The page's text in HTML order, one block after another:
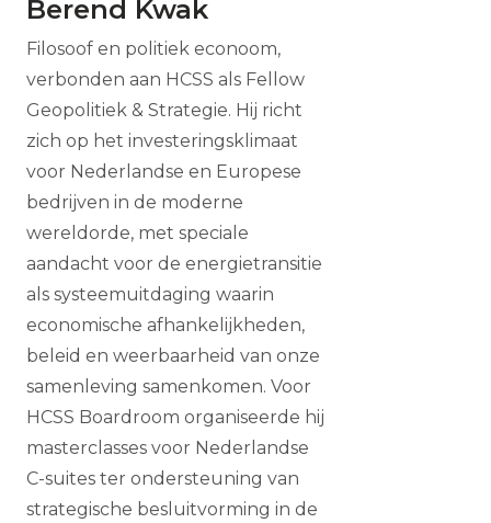
Berend Kwak
Filosoof en politiek econoom,
verbonden aan HCSS als Fellow
Geopolitiek & Strategie. Hij richt
zich op het investeringsklimaat
voor Nederlandse en Europese
bedrijven in de moderne
wereldorde, met speciale
aandacht voor de energietransitie
als systeemuitdaging waarin
economische afhankelijkheden,
beleid en weerbaarheid van onze
samenleving samenkomen. Voor
HCSS Boardroom organiseerde hij
masterclasses voor Nederlandse
C-suites ter ondersteuning van
strategische besluitvorming in de